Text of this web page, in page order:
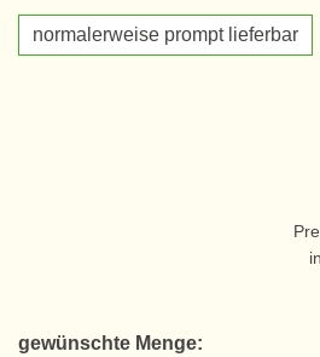
normalerweise prompt lieferbar
gewünschte Menge: